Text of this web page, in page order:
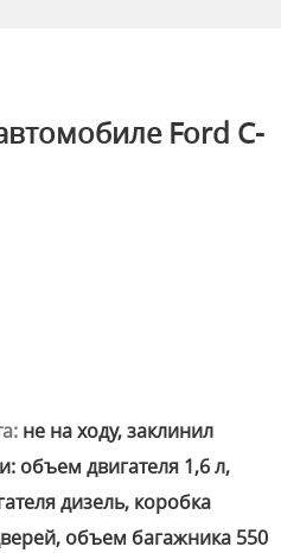
Ford C-
не на ходу, заклинил
объем двигателя 1,6 л,
дизель, коробка
объем багажника 550